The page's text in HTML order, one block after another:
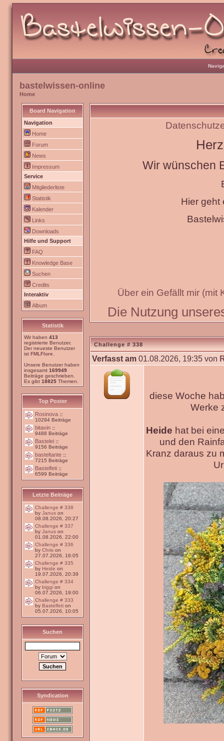
bastelwissen-online
Home
Board Navigation
Navigation
Home
Forum
News
Impressum
Service
Mitgliederliste
Statistik
Kalender
Links
Downloads
Hilfe und Support
FAQ
Knowledge Base
Suchen
Credits
Interaktiv
Album
Statistik
Wir haben 413
registrierte Benutzer.
Der neueste Benutzer
ist FMLFlore
Unsere Benutzer haben
insgesamt 169949
Beiträge geschrieben.
Es gibt 18825 Themen.
Top Poster
Rosinova ::
10294 Beiträge
bitavin ::
9488 Beiträge
Bastelei ::
9156 Beiträge
basteltante ::
7215 Beiträge
Bastelfeti ::
6599 Beiträge
Letzte Beiträge
Challenge # 338
by Janus on
08.08.2026, 20:27
Challenge # 337
by Janus on
01.08.2026, 22:00
Challenge # 336
by Chris on
27.07.2026, 16:05
Challenge # 335
by Heide on
19.07.2026, 20:39
Challenge # 334
by biggi on
06.07.2026, 19:00
Challenge # 333
by Bastelfeti on
05.07.2026, 10:05
Suchen
Syndication
Wir wünschen
Hier geht
Über ein Gefällt mir (mit
Die Nutzung
Challenge # 338
Verfasst am 01.08.2026, 19:35 von
diese Woche
Werke
Heide hat bei
und den
Kranz daraus zu